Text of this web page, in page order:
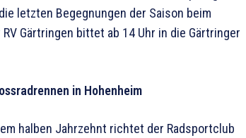
letzten Begegnungen der Saison beim
Gärtringen bittet ab 14 Uhr in die Gärtringer
in Hohenheim
halben Jahrzehnt richtet der Radsportclub